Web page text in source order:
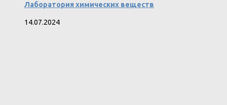
Лаборатория химических веществ
14.07.2024